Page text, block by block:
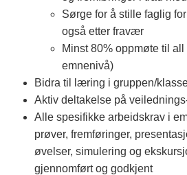
Sørge for å stille faglig
også etter fravær
Minst 80% oppmøte til
emnenivå)
Bidra til læring i gruppen/
Aktiv deltakelse på
Alle spesifikke arbeidskrav i
prøver, fremføringer,
øvelser, simulering og
gjennomført og godkjent